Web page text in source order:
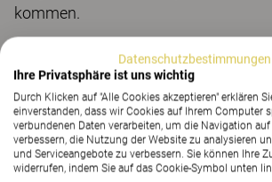
kommen.
Der GOOD DESIGN™ Award wurde
Chicago ins Leben gerufen und ist
ältesten prestigeträchtigen und
für Design weltweit und ist mit einer
Jury besetzt.
Datenschutzbestimmungen
Ihre Privatsphäre ist uns wichtig
Durch Klicken auf "Alle Cookies akzeptieren" erklären
einverstanden, dass wir Cookies auf Ihrem Computer
verbundenen Daten verarbeiten, um die Navigation
verbessern, die Nutzung der Website zu analysieren
und Serviceangebote zu verbessern. Sie können Ihre
widerrufen, indem Sie auf das Cookie-Symbol unten